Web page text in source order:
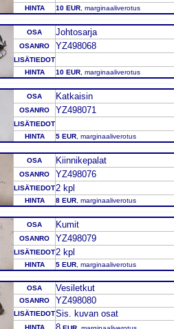
HINTA
10 EUR , marginaaliverotus
OSA Johtosarja
OSANRO YZ498068
LISÄTIEDOT
HINTA
10 EUR , marginaaliverotus
OSA Katkaisin
OSANRO YZ498071
LISÄTIEDOT
HINTA
5 EUR , marginaaliverotus
OSA Kiinnikepalat
OSANRO YZ498076
LISÄTIEDOT2 kpl
HINTA 8 EUR , marginaaliverotus
OSA Kumit
OSANRO YZ498079
LISÄTIEDOT2 kpl
HINTA 5 EUR , marginaaliverotus
OSA Vesiletkut
OSANRO YZ498080
LISÄTIEDOTSis. kuvan osat
HINTA